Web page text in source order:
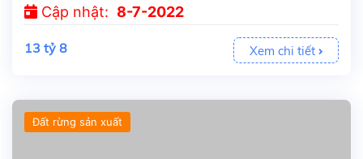
Cập nhật: 8-7-2022
13 tỷ 8 Xem chi tiết
Đất rừng sản xuất